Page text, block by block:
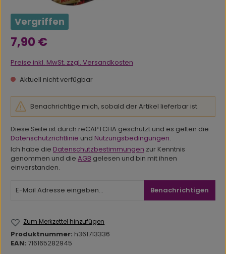
Vergriffen
Regulärer Preis:
7,90 €
Preise inkl. MwSt. zzgl. Versandkosten
Aktuell nicht verfügbar
Benachrichtige mich, sobald der Artikel lieferbar ist.
Diese Seite ist durch reCAPTCHA geschützt und es gelten die
Datenschutzrichtlinie und Nutzungsbedingungen.
Ich habe die Datenschutzbestimmungen zur Kenntnis
genommen und die AGB gelesen und bin mit ihnen
einverstanden.
Benachrichtigen
Zum Merkzettel hinzufügen
Produktnummer: h361713336
EAN: 716165282945